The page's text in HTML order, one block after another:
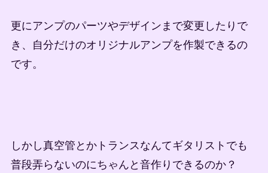
更にアンプのパーツやデザインまで変更したりで
き、自分だけのオリジナルアンプを作製できるの
です。
しかし真空管とかトランスなんてギタリストでも
普段弄らないのにちゃんと音作りできるのか？